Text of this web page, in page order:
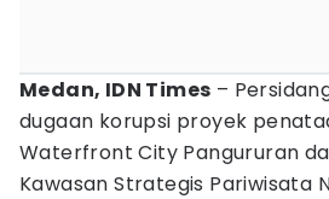
Medan, IDN Times –
dugaan korupsi proyek
Waterfront City Pangururan
Kawasan Strategis Pariwisata